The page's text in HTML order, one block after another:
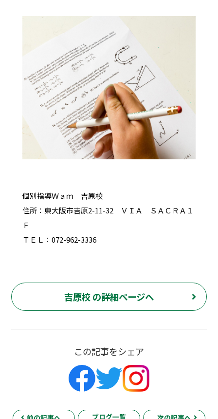
個別指導Ｗａｍ 吉原校
住所：東大阪市吉原2-11-32 ＶＩＡ ＳＡＣＲＡ１
Ｆ
ＴＥＬ：072-962-3336
吉原校 の詳細ページへ
この記事をシェア
ブログ一覧